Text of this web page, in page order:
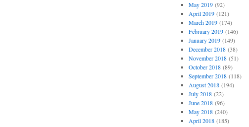
May 2019(92)
April 2019(121)
March 2019(174)
February 2019(146)
January 2019(149)
December 2018(38)
November 2018(51)
October 2018(89)
September 2018(118)
August 2018(194)
July 2018(22)
June 2018(96)
May 2018(240)
April 2018(185)